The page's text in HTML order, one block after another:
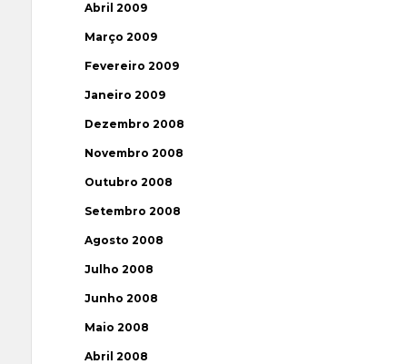
Abril 2009
Março 2009
Fevereiro 2009
Janeiro 2009
Dezembro 2008
Novembro 2008
Outubro 2008
Setembro 2008
Agosto 2008
Julho 2008
Junho 2008
Maio 2008
Abril 2008